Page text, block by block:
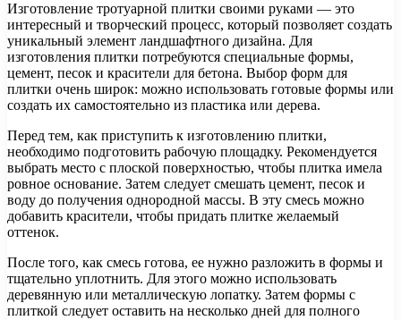
Изготовление тротуарной плитки своими руками — это
интересный и творческий процесс, который позволяет создать
уникальный элемент ландшафтного дизайна. Для
изготовления плитки потребуются специальные формы,
цемент, песок и красители для бетона. Выбор форм для
плитки очень широк: можно использовать готовые формы или
создать их самостоятельно из пластика или дерева.
Перед тем, как приступить к изготовлению плитки,
необходимо подготовить рабочую площадку. Рекомендуется
выбрать место с плоской поверхностью, чтобы плитка имела
ровное основание. Затем следует смешать цемент, песок и
воду до получения однородной массы. В эту смесь можно
добавить красители, чтобы придать плитке желаемый
оттенок.
После того, как смесь готова, ее нужно разложить в формы и
тщательно уплотнить. Для этого можно использовать
деревянную или металлическую лопатку. Затем формы с
плиткой следует оставить на несколько дней для полного